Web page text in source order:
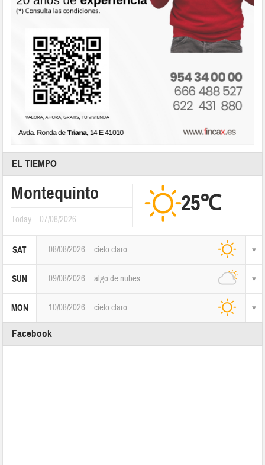
EL TIEMPO
Montequinto
Today 07/08/2026
25℃
SAT 08/08/2026 cielo claro
SUN 09/08/2026 algo de nubes
MON 10/08/2026 cielo claro
Facebook